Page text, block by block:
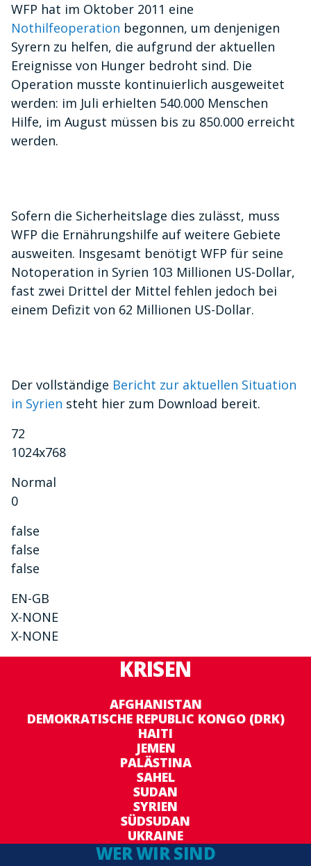
WFP hat im Oktober 2011 eine
Nothilfeoperation begonnen, um denjenigen
Syrern zu helfen, die aufgrund der aktuellen
Ereignisse von Hunger bedroht sind. Die
Operation musste kontinuierlich ausgeweitet
werden: im Juli erhielten 540.000 Menschen
Hilfe, im August müssen bis zu 850.000 erreicht
werden.
Sofern die Sicherheitslage dies zulässt, muss
WFP die Ernährungshilfe auf weitere Gebiete
ausweiten. Insgesamt benötigt WFP für seine
Notoperation in Syrien 103 Millionen US-Dollar,
fast zwei Drittel der Mittel fehlen jedoch bei
einem Defizit von 62 Millionen US-Dollar.
Der vollständige Bericht zur aktuellen Situation
in Syrien steht hier zum Download bereit.
72
1024x768
Normal
0
false
false
false
EN-GB
X-NONE
X-NONE
KRISEN
AFGHANISTAN
DEMOKRATISCHE REPUBLIC KONGO (DRK)
HAITI
JEMEN
PALÄSTINA
SAHEL
SUDAN
SYRIEN
SÜDSUDAN
UKRAINE
WER WIR SIND